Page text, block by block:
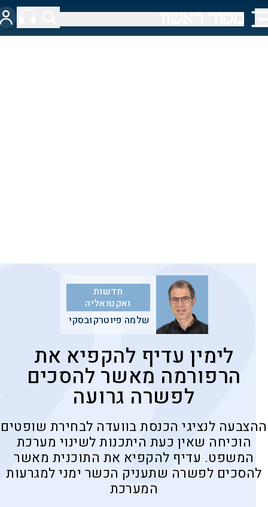
חדשות
ואקטואליה
שלמה פיוטרקובסקי
לימין עדיף להקפיא את
הרפורמה מאשר להסכים
לפשרה גרועה
ההצבעה לנציגי הכנסת בוועדה לבחירת שופטים
הוכיחה שאין כעת היתכנות לשינוי מערכת
המשפט. עדיף להקפיא את התוכנית מאשר
להסכים לפשרה שתעניק הכשר ימני למגרעות
המערכת